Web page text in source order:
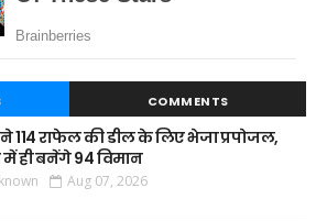
COMMENTS
ने 114 राफेल की डील के लिए भेजा प्रपोजल,
में ही बनेंगे 94 विमान
Aug 07, 2026